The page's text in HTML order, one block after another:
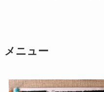
メニュー